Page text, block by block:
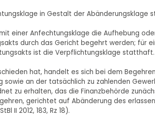
in Gestalt der Abänderungsklage
einer Anfechtungsklage die Aufhebung
durch das Gericht begehrt werden; für
ist die Verpflichtungsklage statthaft.
hat, handelt es sich bei dem
an der tatsächlich zu zahlenden
zu erhalten, das die Finanzbehörde
gerichtet auf Abänderung des
II 2012, 183, Rz 18).